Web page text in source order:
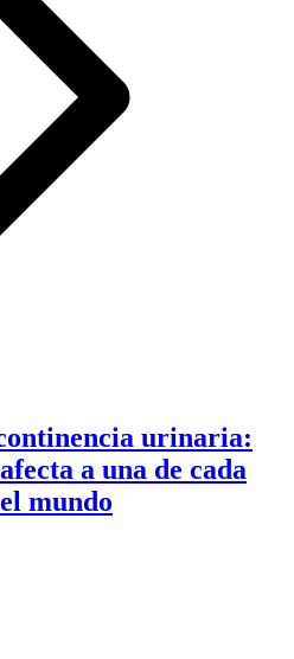
urinaria:
a una de cada
mundo